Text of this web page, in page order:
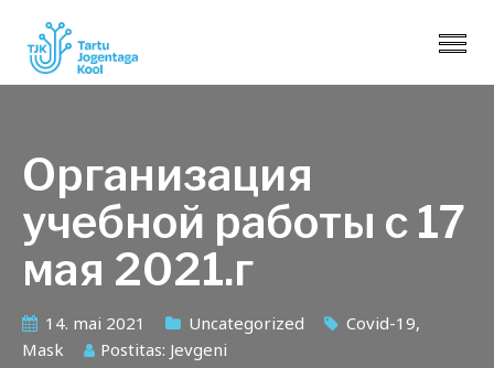
Организация
учебной работы с 17
мая 2021.г
14. mai 2021 Uncategorized Covid-19,
Mask
Postitas: Jevgeni